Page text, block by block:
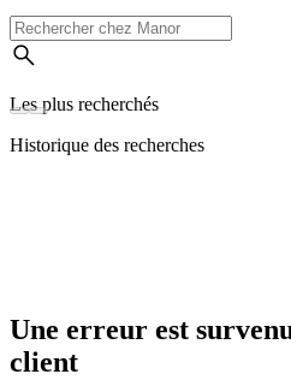
Les plus recherchés
Historique des recherches
Une erreur est
client